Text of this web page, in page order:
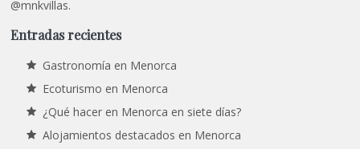
@mnkvillas.
Entradas recientes
Gastronomía en Menorca
Ecoturismo en Menorca
¿Qué hacer en Menorca en siete días?
Alojamientos destacados en Menorca